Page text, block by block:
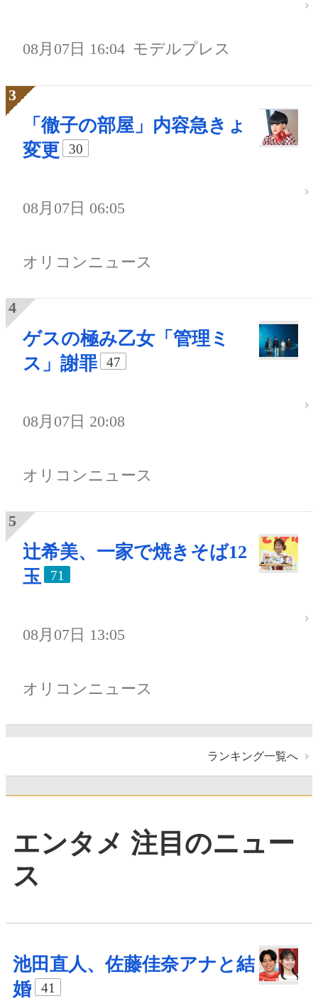
08月07日 16:04 モデルプレス
「徹子の部屋」内容急きょ
変更
30
08月07日 06:05
オリコンニュース
ゲスの極み乙女「管理ミ
ス」謝罪
47
08月07日 20:08
オリコンニュース
辻希美、一家で焼きそば12
玉
71
08月07日 13:05
オリコンニュース
ランキング一覧へ
エンタメ 注目のニュー
ス
池田直人、佐藤佳奈アナと結
婚
41